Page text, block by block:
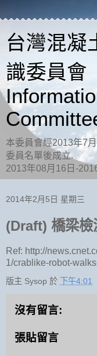
台灣混凝
識委員會
本委員會經2013年7
委員名單後成立.
2013年08月16日-
2014年2月5日 星期三
(Draft) 橋梁檢
Ref: http://
1/crablike-robot-
版主 Sysop 於 下午4:01
沒有留言:
張貼留言